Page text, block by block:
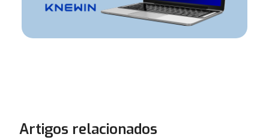
Artigos relacionados